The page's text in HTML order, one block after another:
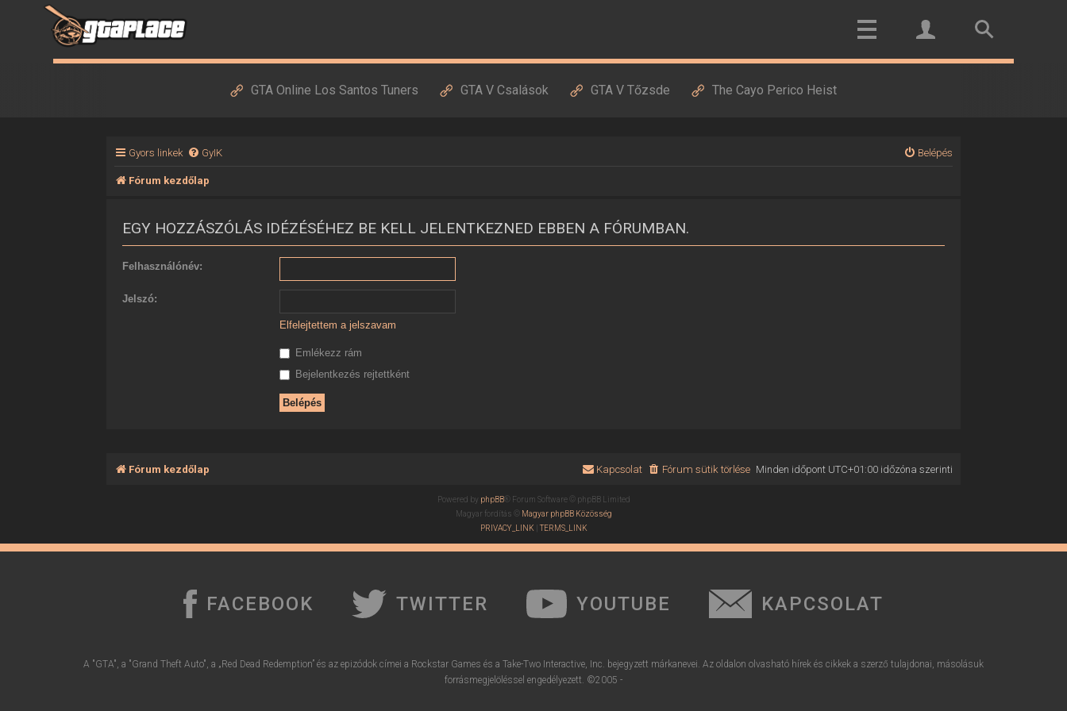
GTA Online Los Santos Tuners GTA V Csalások GTA V Tőzsde The Cayo Perico Heist
Gyors linkek GyIK Belépés
Fórum kezdőlap
EGY HOZZÁSZÓLÁS IDÉZÉSÉHEZ BE KELL JELENTKEZNED EBBEN A FÓRUMBAN.
Felhasználónév:
Jelszó:
Elfelejtettem a jelszavam
Emlékezz rám
Bejelentkezés rejtettként
Fórum kezdőlap Minden időpont UTC+01:00időzóna szerinti
Fórum sütik törlése
Kapcsolat
Powered by phpBB® Forum Software © phpBB Limited
Magyar fordítás © Magyar phpBB Közösség
PRIVACY_LINK |TERMS_LINK
FACEBOOK TWITTER YOUTUBE KAPCSOLAT
A "GTA", a "Grand Theft Auto", a „Red Dead Redemption” és az epizódok címei a Rockstar Games és a Take-Two Interactive, Inc. bejegyzett márkanevei. Az oldalon olvasható hírek és cikkek a szerző tulajdonai, másolásuk
forrásmegjelöléssel engedélyezett. ©2005 -